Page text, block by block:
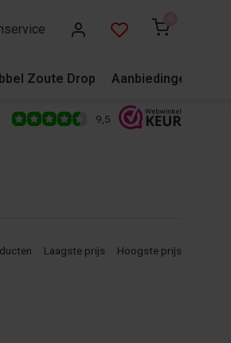
Zoute Drop Aanbiedingen
500+ snoepsoorten van de
9,5
Laagste prijs Hoogste prijs